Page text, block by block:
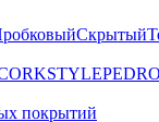
Скрытый
покрытий